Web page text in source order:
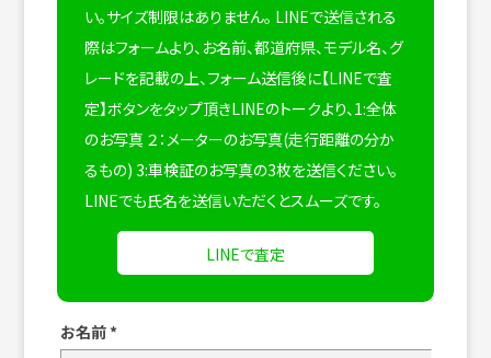
い。サイズ制限はありません。 LINEで送信される
際はフォームより、お名前、都道府県、モデル名、グ
レードを記載の上、フォーム送信後に【LINEで査
定】ボタンをタップ頂きLINEのトークより、1:全体
のお写真 ２：メーターのお写真(走行距離の分か
るもの) 3:車検証のお写真の3枚を送信ください。
LINEでも氏名を送信いただくとスムーズです。
LINEで査定
お名前 *